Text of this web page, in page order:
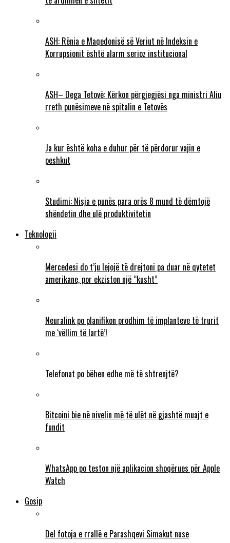
ASH: Rënia e Maqedonisë së Veriut në Indeksin e
Korrupsionit është alarm serioz institucional
ASH– Dega Tetovë: Kërkon përgjegjësi nga ministri Aliu
rreth punësimeve në spitalin e Tetovës
Ja kur është koha e duhur për të përdorur vajin e
peshkut
Studimi: Nisja e punës para orës 8 mund të dëmtojë
shëndetin dhe ulë produktivitetin
Teknologji
Mercedesi do t’ju lejojë të drejtoni pa duar në qytetet
amerikane, por ekziston një “kusht”
Neuralink po planifikon prodhim të implanteve të trurit
me ‘vëllim të lartë’!
Telefonat po bëhen edhe më të shtrenjtë?
Bitcoini bie në nivelin më të ulët në gjashtë muajt e
fundit
WhatsApp po teston një aplikacion shoqërues për Apple
Watch
Gosip
Del fotoja e rrallë e Parashqevi Simakut nuse